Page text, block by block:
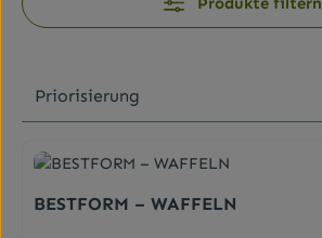
BESTFORM – WAFFELN